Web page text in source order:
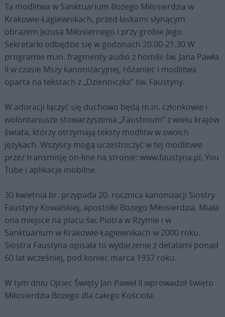
Ta modlitwa w Sanktuarium Bożego Miłosierdzia w
Krakowie-Łagiewnikach, przed łaskami słynącym
obrazem Jezusa Miłosiernego i przy grobie Jego
Sekretarki odbędzie się w godzinach 20.00-21.30 W
programie m.in. fragmenty audio z homilii św. Jana Pawła
II w czasie Mszy kanonizacyjnej, różaniec i modlitwa
oparta na tekstach z „Dzienniczka” św. Faustyny.
W adoracji łączyć się duchowo będą m.in. członkowie i
wolontariusze stowarzyszenia „Faustinum” z wielu krajów
świata, którzy otrzymają teksty modlitw w swoich
językach. Wszyscy mogą uczestniczyć w tej modlitwie
przez transmisję on-line na stronie: www.faustyna.pl, You
Tube i aplikacje mobilne.
30 kwietnia br. przypada 20. rocznica kanonizacji Siostry
Faustyny Kowalskiej, apostołki Bożego Miłosierdzia. Miała
ona miejsce na placu św. Piotra w Rzymie i w
Sanktuarium w Krakowie-Łagiewnikach w 2000 roku.
Siostra Faustyna opisała to wydarzenie z detalami ponad
60 lat wcześniej, pod koniec marca 1937 roku.
W tym dniu Ojciec Święty Jan Paweł II wprowadził święto
Miłosierdzia Bożego dla całego Kościoła.